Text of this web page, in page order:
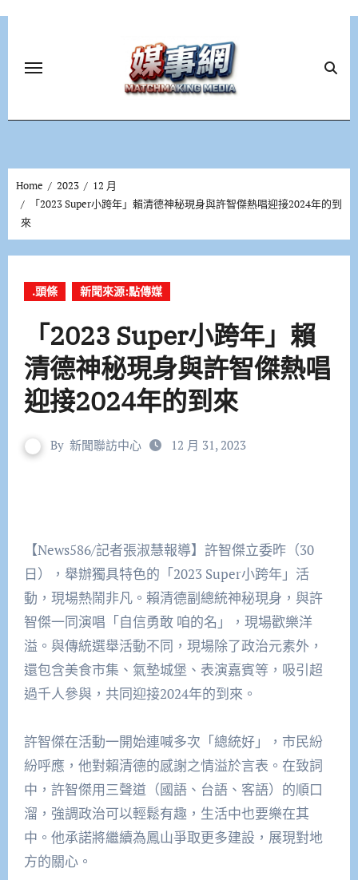
Home 2023
12 月
「2023 Super小跨年」賴清德神秘現身與許智傑熱唱迎接2024年的到
來
.頭條 新聞來源:點傳媒
「2023 Super小跨年」賴
清德神秘現身與許智傑熱唱
迎接2024年的到來
By 新聞聯訪中心 12 月 31, 2023
【News586/記者張淑慧報導】許智傑立委昨（30
日），舉辦獨具特色的「2023 Super小跨年」活
動，現場熱鬧非凡。賴清德副總統神秘現身，與許
智傑一同演唱「自信勇敢 咱的名」，現場歡樂洋
溢。與傳統選舉活動不同，現場除了政治元素外，
還包含美食市集、氣墊城堡、表演嘉賓等，吸引超
過千人參與，共同迎接2024年的到來。
許智傑在活動一開始連喊多次「總統好」，市民紛
紛呼應，他對賴清德的感謝之情溢於言表。在致詞
中，許智傑用三聲道（國語、台語、客語）的順口
溜，強調政治可以輕鬆有趣，生活中也要樂在其
中。他承諾將繼續為鳳山爭取更多建設，展現對地
方的關心。